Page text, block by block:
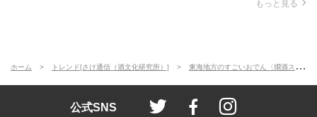
もっと見る
ホーム トレンド[さけ通信（酒文化研究所）] 東海地方のすごいおでん〈燗酒ステーション「ご当地おでんに燗酒～両国駅で飲みましょう」その③〉
公式SNS ienomi style[イ
ienomi style[
ienomi